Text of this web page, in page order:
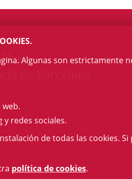
Algunas son
redes sociales.
de todas las cookies.
política de cookies.